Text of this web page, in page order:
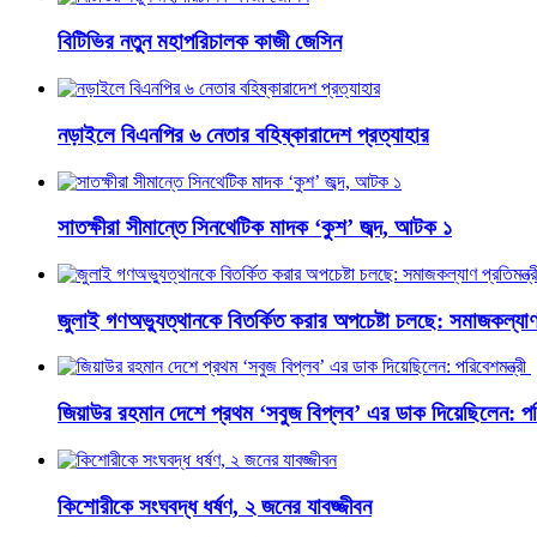
বিটিভির নতুন মহাপরিচালক কাজী জেসিন
নড়াইলে বিএনপির ৬ নেতার বহিষ্কারাদেশ প্রত্যাহার
সাতক্ষীরা সীমান্তে সিনথেটিক মাদক ‘কুশ’ জব্দ, আটক ১
জুলাই গণঅভ্যুত্থানকে বিতর্কিত করার অপচেষ্টা চলছে: সমাজকল্যাণ
জিয়াউর রহমান দেশে প্রথম ‘সবুজ বিপ্লব’ এর ডাক দিয়েছিলেন:
কিশোরীকে সংঘবদ্ধ ধর্ষণ, ২ জনের যাবজ্জীবন